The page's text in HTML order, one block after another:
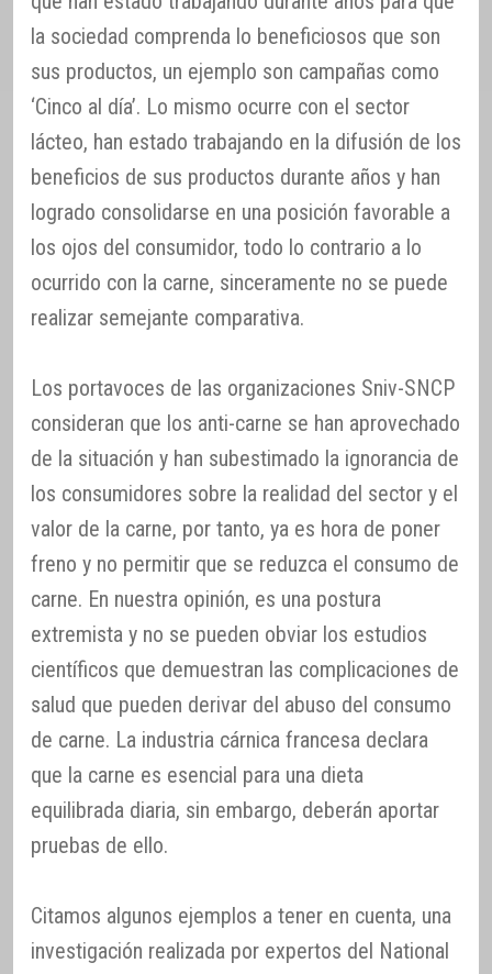
la sociedad comprenda lo beneficiosos que son
sus productos, un ejemplo son campañas como
‘Cinco al día’. Lo mismo ocurre con el sector
lácteo, han estado trabajando en la difusión de los
beneficios de sus productos durante años y han
logrado consolidarse en una posición favorable a
los ojos del consumidor, todo lo contrario a lo
ocurrido con la carne, sinceramente no se puede
realizar semejante comparativa.
Los portavoces de las organizaciones Sniv-SNCP
consideran que los anti-carne se han aprovechado
de la situación y han subestimado la ignorancia de
los consumidores sobre la realidad del sector y el
valor de la carne, por tanto, ya es hora de poner
freno y no permitir que se reduzca el consumo de
carne. En nuestra opinión, es una postura
extremista y no se pueden obviar los estudios
científicos que demuestran las complicaciones de
salud que pueden derivar del abuso del consumo
de carne. La industria cárnica francesa declara
que la carne es esencial para una dieta
equilibrada diaria, sin embargo, deberán aportar
pruebas de ello.
Citamos algunos ejemplos a tener en cuenta, una
investigación realizada por expertos del National